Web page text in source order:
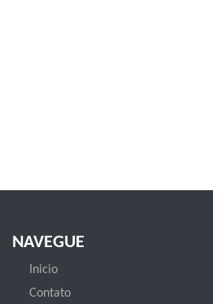
NAVEGUE
Inicio
Contato